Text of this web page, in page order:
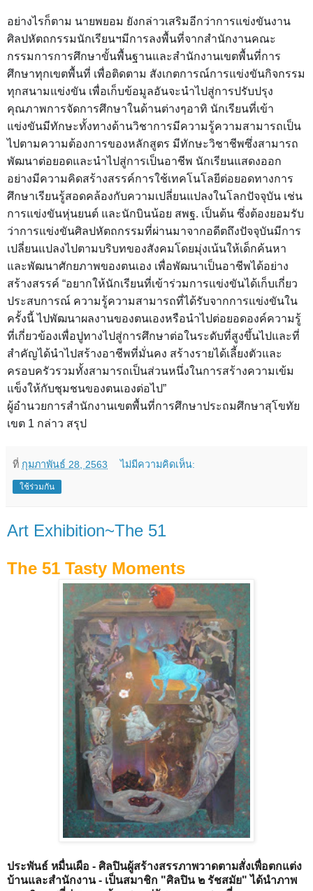
อย่างไรก็ตาม นายพยอม ยังกล่าวเสริมอีกว่าการแข่งขันงาน
ศิลปหัตถกรรมนักเรียนฯมีการลงพื้นที่จากสำนักงานคณะ
กรรมการการศึกษาขั้นพื้นฐานและสำนักงานเขตพื้นที่การ
ศึกษาทุกเขตพื้นที่ เพื่อติดตาม สังเกตการณ์การแข่งขันกิจกรรม
ทุกสนามแข่งขัน เพื่อเก็บข้อมูลอันจะนำไปสู่การปรับปรุง
คุณภาพการจัดการศึกษาในด้านต่างๆอาทิ นักเรียนที่เข้า
แข่งขันมีทักษะทั้งทางด้านวิชาการมีความรู้ความสามารถเป็น
ไปตามความต้องการของหลักสูตร มีทักษะวิชาชีพซึ่งสามารถ
พัฒนาต่อยอดและนำไปสู่การเป็นอาชีพ นักเรียนแสดงออก
อย่างมีความคิดสร้างสรรค์การใช้เทคโนโลยีต่อยอดทางการ
ศึกษาเรียนรู้สอดคล้องกับความเปลี่ยนแปลงในโลกปัจจุบัน เช่น
การแข่งขันหุ่นยนต์ และนักบินน้อย สพฐ. เป็นต้น ซึ่งต้องยอมรับ
ว่าการแข่งขันศิลปหัตถกรรมที่ผ่านมาจากอดีตถึงปัจจุบันมีการ
เปลี่ยนแปลงไปตามบริบทของสังคมโดยมุ่งเน้นให้เด็กค้นหา
และพัฒนาศักยภาพของตนเอง เพื่อพัฒนาเป็นอาชีพได้อย่าง
สร้างสรรค์ “อยากให้นักเรียนที่เข้าร่วมการแข่งขันได้เก็บเกี่ยว
ประสบการณ์ ความรู้ความสามารถที่ได้รับจากการแข่งขันใน
ครั้งนี้ ไปพัฒนาผลงานของตนเองหรือนำไปต่อยอดองค์ความรู้
ที่เกี่ยวข้องเพื่อปูทางไปสู่การศึกษาต่อในระดับที่สูงขึ้นไปและที่
สำคัญได้นำไปสร้างอาชีพที่มั่นคง สร้างรายได้เลี้ยงตัวและ
ครอบครัวรวมทั้งสามารถเป็นส่วนหนึ่งในการสร้างความเข้ม
แข็งให้กับชุมชนของตนเองต่อไป”
ผู้อำนวยการสำนักงานเขตพื้นที่การศึกษาประถมศึกษาสุโขทัย
เขต 1 กล่าว สรุป
ที่ กุมภาพันธ์ 28, 2563 ไม่มีความคิดเห็น:
ใช้ร่วมกัน
Art Exhibition~The 51
The 51 Tasty Moments
ประพันธ์ หมื่นเผือ - ศิลปินผู้สร้างสรรภาพวาดตามสั่งเพื่อตกแต่ง
บ้านและสำนักงาน - เป็นสมาชิก "ศิลปิน ๒ รัชสมัย" ได้นำภาพ